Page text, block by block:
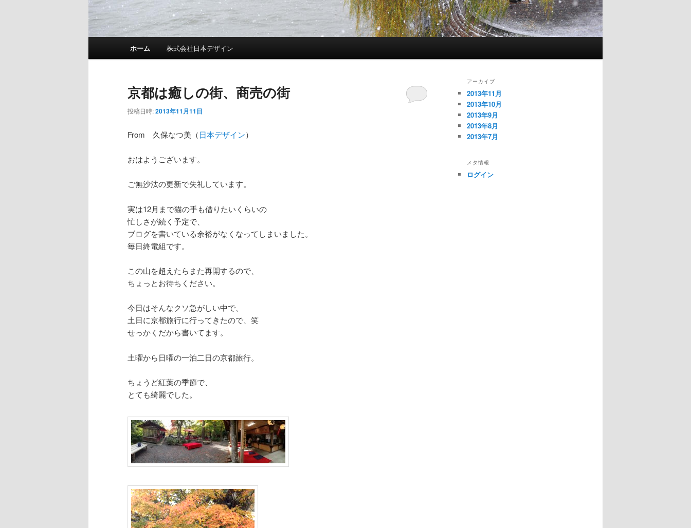
メインコンテンツへ移動
サブコンテンツへ移動
ホーム 株式会社日本デザイン
京都は癒しの街、商売の街
投稿日時:2013年11月11日
From 久保なつ美（日本デザイン）
おはようございます。
ご無沙汰の更新で失礼しています。
実は12月まで猫の手も借りたいくらいの
忙しさが続く予定で、
ブログを書いている余裕がなくなってしまいました。
毎日終電組です。
この山を超えたらまた再開するので、
ちょっとお待ちください。
今日はそんなクソ急がしい中で、
土日に京都旅行に行ってきたので、笑
せっかくだから書いてます。
土曜から日曜の一泊二日の京都旅行。
ちょうど紅葉の季節で、
とても綺麗でした。
アーカイブ
2013年11月
2013年10月
2013年9月
2013年8月
2013年7月
メタ情報
ログイン